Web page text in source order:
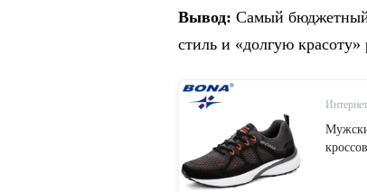
Вывод: Самый бюджетный
стиль и «долгую красоту»